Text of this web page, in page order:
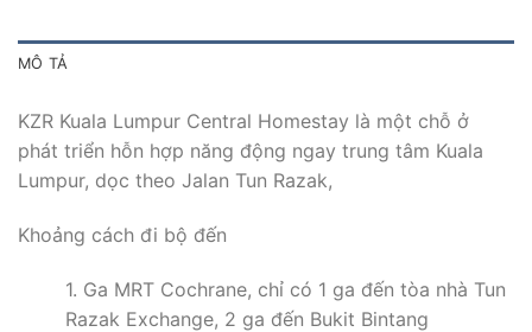
MÔ TẢ
KZR Kuala Lumpur Central Homestay là một chỗ ở
phát triển hỗn hợp năng động ngay trung tâm Kuala
Lumpur, dọc theo Jalan Tun Razak,
Khoảng cách đi bộ đến
1. Ga MRT Cochrane, chỉ có 1 ga đến tòa nhà Tun
Razak Exchange, 2 ga đến Bukit Bintang